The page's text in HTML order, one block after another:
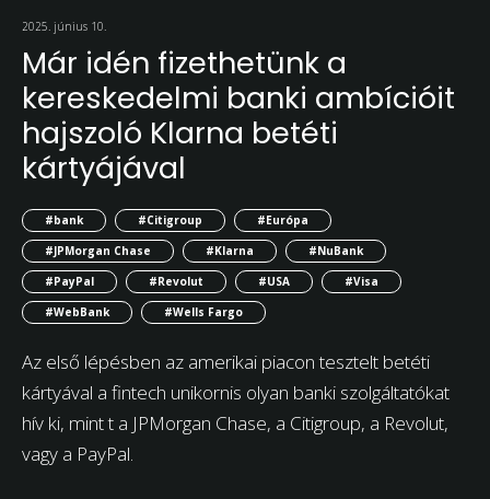
2025. június 10.
Már idén fizethetünk a
kereskedelmi banki ambícióit
hajszoló Klarna betéti
kártyájával
#bank #Citigroup
#Európa
#JPMorgan Chase
#Klarna
#NuBank
#PayPal
#Revolut #USA
#Visa
#WebBank
#Wells Fargo
Az első lépésben az amerikai piacon tesztelt betéti
kártyával a fintech unikornis olyan banki szolgáltatókat
hív ki, mint t a JPMorgan Chase, a Citigroup, a Revolut,
vagy a PayPal.